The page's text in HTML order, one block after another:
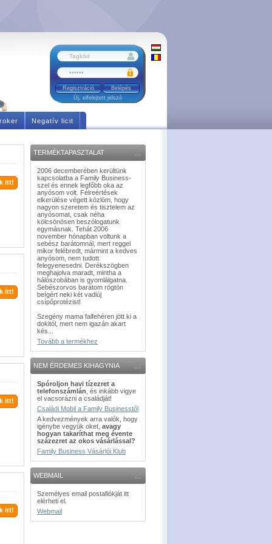
Regisztráció
Új, elfelejtett jelszó
Negatív licit
itt!
itt!
itt!
itt!
TERMÉKTAPASZTALAT
2006 decemberében kerültünk
kapcsolatba a Family Business-
szel és ennek legfőbb oka az
anyósom volt. Félreértések
elkerülése végett közlöm, hogy
nagyon szeretem és tisztelem az
anyósomat, csak néha
kölcsönösen beszólogatunk
egymásnak. Tehát 2006
november hónapban voltunk a
sebész barátomnál, mert reggel
mikor felébredt, mármint a kedves
anyósom, nem tudott
felegyenesedni. Derékszögben
meghajolva maradt, mintha a
hálószobában is gyomlálgatna.
Sebészorvos barátom rögtön
beígért neki két vadiúj
csípőprotézist!
Szegény mama falfehéren jött ki a
dokitól, mert nem igazán akart
kés...
Tovább a termékhez
NEM ÉRDEMES KIHAGYNIA
Spóroljon havi tízezret a
telefonszámlán , és inkább vigye
el vacsorázni a családját!
Családi Mobil a Family Businesstől
A kedvezmények arra valók, hogy
igénybe vegyük oket, avagy
hogyan takaríthat meg évente
százezret az okos vásárlással?
Family Business Vásárlói Klub
WEBMAIL
Személyes email postafiókját itt
elérheti el.
Webmail